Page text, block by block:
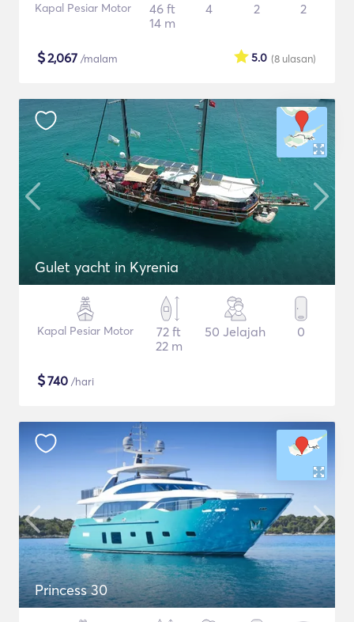
Kapal Pesiar Motor
46 ft
14 m
4 2 2
$2,067 /malam (8 ulasan)
5.0
Gulet yacht in Kyrenia
Kapal Pesiar Motor
72 ft
22 m
50 Jelajah 0
$740 /hari
Princess 30